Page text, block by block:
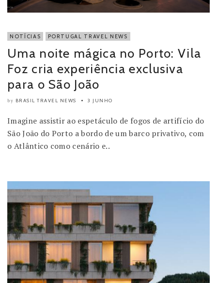
NOTÍCIAS PORTUGAL TRAVEL NEWS
Uma noite mágica no Porto: Vila
Foz cria experiência exclusiva
para o São João
by BRASIL TRAVEL NEWS 3 JUNHO
Imagine assistir ao espetáculo de fogos de artifício do
São João do Porto a bordo de um barco privativo, com
o Atlântico como cenário e..